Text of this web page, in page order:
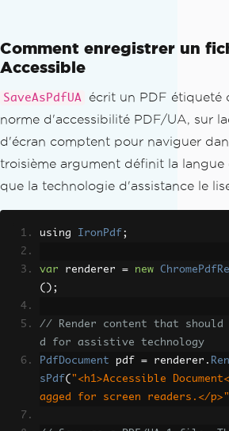
Comment enregistrer un
Accessible
SaveAsPdfUA
écrit un PDF étiqueté
norme d'accessibilité PDF/UA, sur
d'écran comptent pour naviguer
troisième argument définit la
que la technologie d'assistance le
using IronPdf ;
var renderer = new
();
// Render content that should
d for assistive technology
PdfDocument pdf = renderer .
sPdf( "<h1>Accessible
agged for screen readers.</p>"